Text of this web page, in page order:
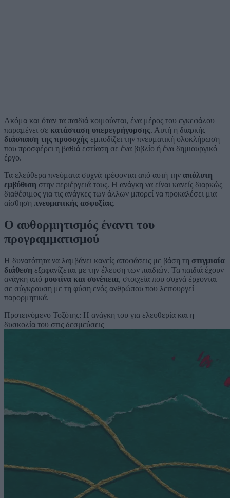
Ακόμα και όταν τα παιδιά κοιμούνται, ένα μέρος του εγκεφάλου
παραμένει σε κατάσταση υπερεγρήγορσης. Αυτή η διαρκής
διάσπαση της προσοχής εμποδίζει την πνευματική ολοκλήρωση
που προσφέρει η βαθιά εστίαση σε ένα βιβλίο ή ένα δημιουργικό
έργο.
Τα ελεύθερα πνεύματα συχνά τρέφονται από αυτή την απόλυτη
εμβύθιση στην περιέργειά τους. Η ανάγκη να είναι κανείς διαρκώς
διαθέσιμος για τις ανάγκες των άλλων μπορεί να προκαλέσει μια
αίσθηση πνευματικής ασφυξίας.
Ο αυθορμητισμός έναντι του
προγραμματισμού
Η δυνατότητα να λαμβάνει κανείς αποφάσεις με βάση τη στιγμιαία
διάθεση εξαφανίζεται με την έλευση των παιδιών. Τα παιδιά έχουν
ανάγκη από ρουτίνα και συνέπεια, στοιχεία που συχνά έρχονται
σε σύγκρουση με τη φύση ενός ανθρώπου που λειτουργεί
παρορμητικά.
Προτεινόμενο Τοξότης: Η ανάγκη του για ελευθερία και η
δυσκολία του στις δεσμεύσεις